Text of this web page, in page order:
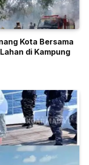
Kota Bersama
di Kampung